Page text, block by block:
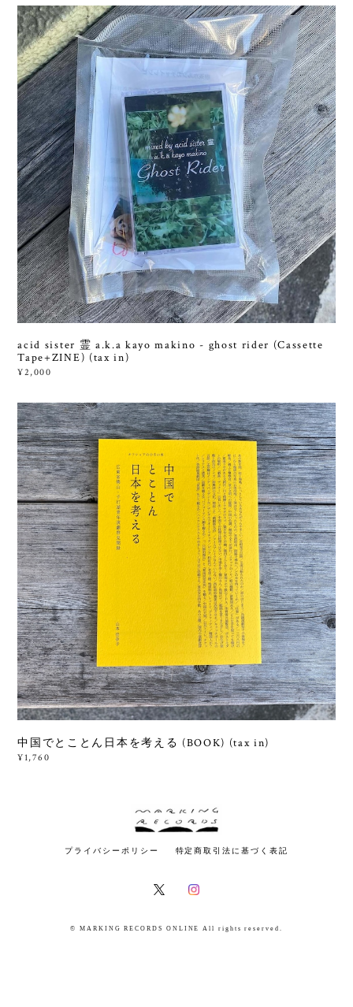
acid sister 霊 a.k.a kayo makino - ghost rider (Cassette
Tape+ZINE) (tax in)
¥2,000
中国でとことん日本を考える (BOOK) (tax in)
¥1,760
プライバシーポリシー 特定商取引法に基づく表記
© MARKING RECORDS ONLINE All rights reserved.